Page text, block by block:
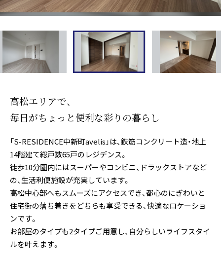
高松エリアで、
毎日がちょっと便利な彩りの暮らし
「S-RESIDENCE中新町avelis」は、鉄筋コンクリート造・地上
14階建て総戸数65戸のレジデンス。
徒歩10分圏内にはスーパーやコンビニ、ドラックストアなど
の、生活利便施設が充実しています。
高松中心部へもスムーズにアクセスでき、都心のにぎわいと
住宅街の落ち着きをどちらも享受できる、快適なロケーショ
ンです。
お部屋のタイプも2タイプご用意し、自分らしいライフスタイ
ルを叶えます。